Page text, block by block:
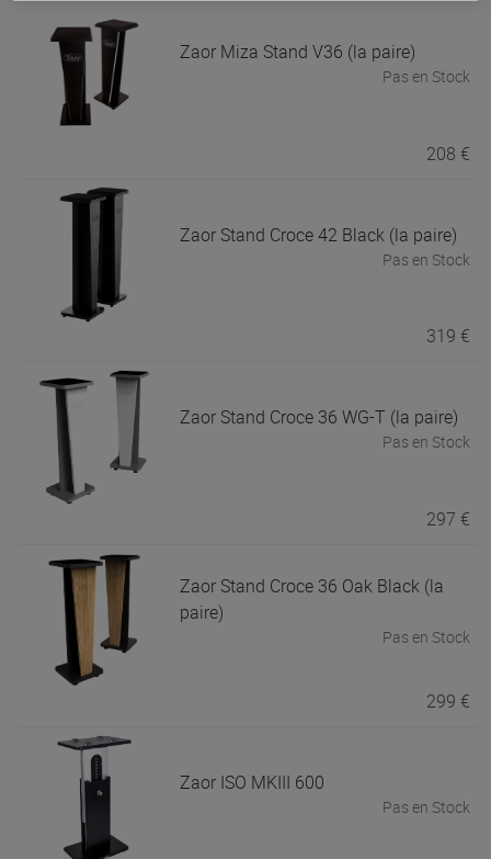
Zaor Miza Stand V36 (la paire)
Pas en Stock
208 €
ZaorStand Croce 42 Black (la paire)
Pas en Stock
319 €
ZaorStand Croce 36 WG-T (la paire)
Pas en Stock
297 €
ZaorStand Croce 36 Oak Black (la
paire)
Pas en Stock
299 €
Zaor ISO MKIII 600
Pas en Stock